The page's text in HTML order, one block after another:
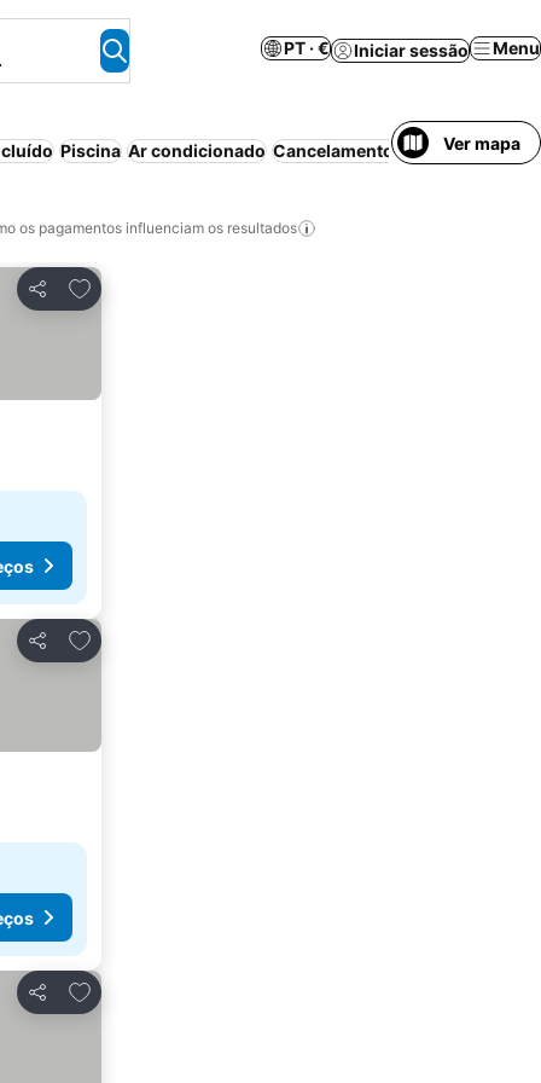
PT · € Iniciar sessão Menu
Piscina Ar condicionado Cancelamento gratuito Wi-fi
Ver mapa
os pagamentos influenciam os resultados
Partilhar
Adicionar aos favoritos
Partilhar
Adicionar aos favoritos
Partilhar
Adicionar aos favoritos